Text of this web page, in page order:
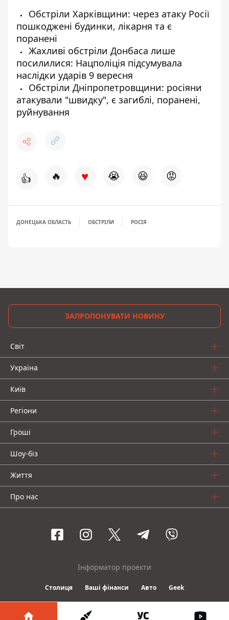
Обстріли Харківщини: через атаку Росії
пошкоджені будинки, лікарня та є
поранені
Жахливі обстріли Донбаса лише
посилилися: Нацполіція підсумувала
наслідки ударів 9 вересня
Обстріли Дніпропетровщини: росіяни
атакували "швидку", є загиблі, поранені,
руйнування
👍 🔥 ♥ 😭 😆 😡
ДОНЕЦЬКА ОБЛАСТЬ ОБСТРІЛИ РОСІЯ
ЗАПРОПОНУВАТИ НОВИНУ
Світ
Україна
Київ
Регіони
Гроші
Шоу-біз
Життя
Про нас
Інформатор проекти
Столиця Ваші фінанси Авто Geek
© 2016-2026 Informator